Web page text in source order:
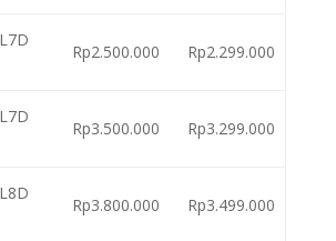
Rp2.500.000 Rp2.299.000
Rp3.500.000 Rp3.299.000
Rp3.800.000 Rp3.499.000